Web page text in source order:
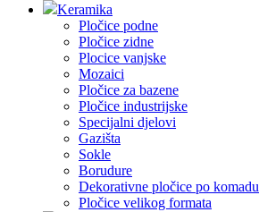
Keramika
Pločice podne
Pločice zidne
Plocice vanjske
Mozaici
Pločice za bazene
Pločice industrijske
Specijalni djelovi
Gazišta
Sokle
Borudure
Dekorativne pločice po komadu
Pločice velikog formata